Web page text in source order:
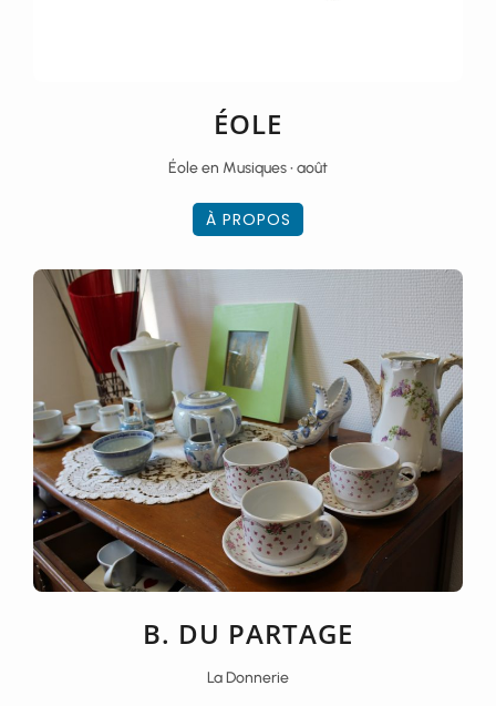
ÉOLE
Éole en Musiques • août
À PROPOS
B. DU PARTAGE
La Donnerie